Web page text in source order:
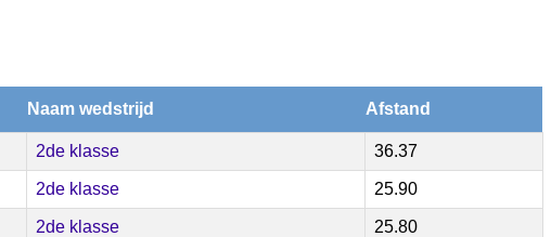
Naam wedstrijd Afstand
2de klasse 36.37
2de klasse 25.90
2de klasse 25.80